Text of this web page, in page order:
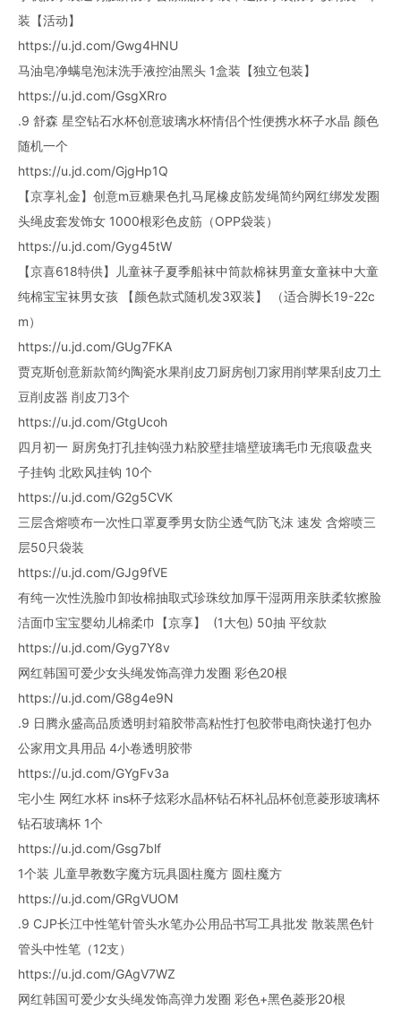
装【活动】
https://u.jd.com/Gwg4HNU
马油皂净螨皂泡沫洗手液控油黑头 1盒装【独立包装】
https://u.jd.com/GsgXRro
.9 舒森 星空钻石水杯创意玻璃水杯情侣个性便携水杯子水晶 颜色
随机一个
https://u.jd.com/GjgHp1Q
【京享礼金】创意m豆糖果色扎马尾橡皮筋发绳简约网红绑发发圈
头绳皮套发饰女 1000根彩色皮筋（OPP袋装）
https://u.jd.com/Gyg45tW
【京喜618特供】儿童袜子夏季船袜中筒款棉袜男童女童袜中大童
纯棉宝宝袜男女孩 【颜色款式随机发3双装】 （适合脚长19-22c
m）
https://u.jd.com/GUg7FKA
贾克斯创意新款简约陶瓷水果削皮刀厨房刨刀家用削苹果刮皮刀土
豆削皮器 削皮刀3个
https://u.jd.com/GtgUcoh
四月初一 厨房免打孔挂钩强力粘胶壁挂墙壁玻璃毛巾无痕吸盘夹
子挂钩 北欧风挂钩 10个
https://u.jd.com/G2g5CVK
三层含熔喷布一次性口罩夏季男女防尘透气防飞沫 速发 含熔喷三
层50只袋装
https://u.jd.com/GJg9fVE
有纯一次性洗脸巾卸妆棉抽取式珍珠纹加厚干湿两用亲肤柔软擦脸
洁面巾宝宝婴幼儿棉柔巾【京享】 (1大包) 50抽 平纹款
https://u.jd.com/Gyg7Y8v
网红韩国可爱少女头绳发饰高弹力发圈 彩色20根
https://u.jd.com/G8g4e9N
.9 日腾永盛高品质透明封箱胶带高粘性打包胶带电商快递打包办
公家用文具用品 4小卷透明胶带
https://u.jd.com/GYgFv3a
宅小生 网红水杯 ins杯子炫彩水晶杯钻石杯礼品杯创意菱形玻璃杯
钻石玻璃杯 1个
https://u.jd.com/Gsg7blf
1个装 儿童早教数字魔方玩具圆柱魔方 圆柱魔方
https://u.jd.com/GRgVUOM
.9 CJP长江中性笔针管头水笔办公用品书写工具批发 散装黑色针
管头中性笔（12支）
https://u.jd.com/GAgV7WZ
网红韩国可爱少女头绳发饰高弹力发圈 彩色+黑色菱形20根